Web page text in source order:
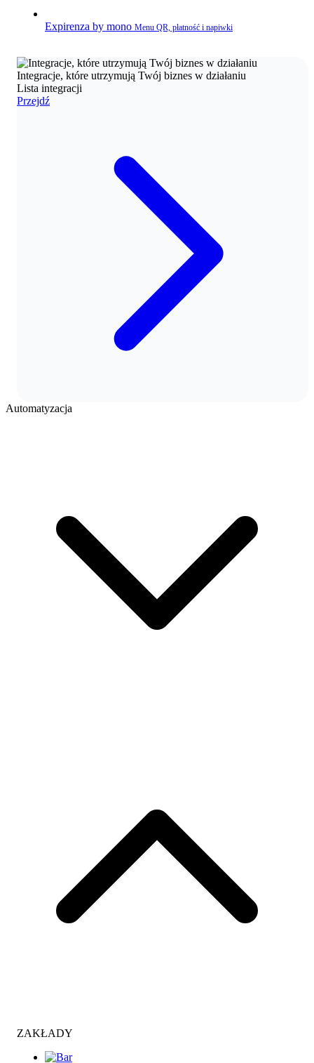
Expirenza by mono Menu QR, płatność i napiwki
Integracje, które utrzymują Twój biznes w działaniu
Lista integracji
Przejdź
Automatyzacja
ZAKŁADY